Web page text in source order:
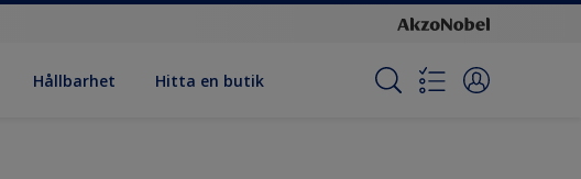
Hållbarhet Hitta en butik